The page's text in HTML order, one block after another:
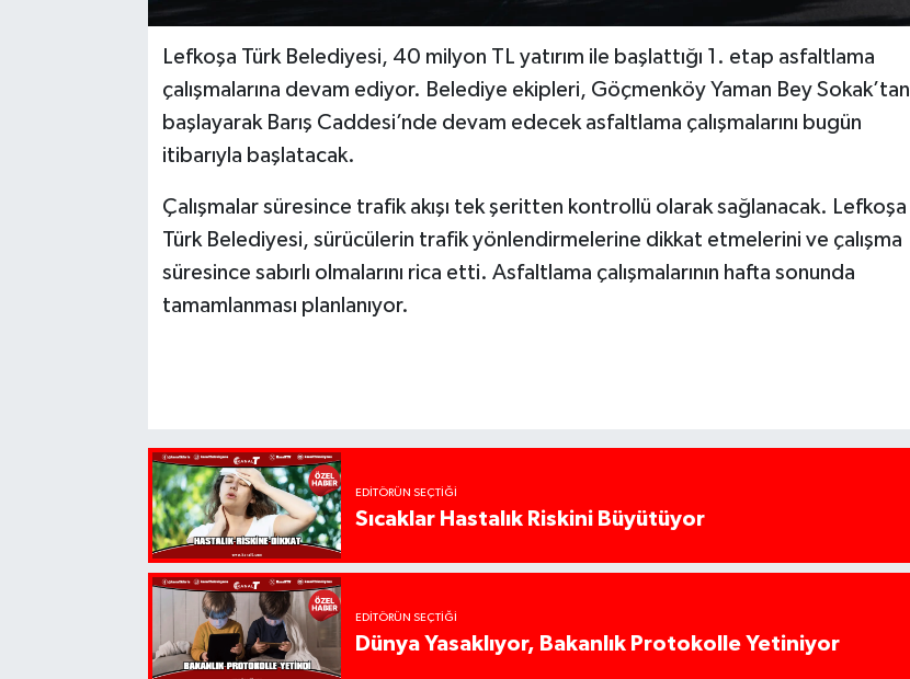
Lefkoşa Türk Belediyesi, 40 milyon TL yatırım ile başlattığı 1. etap asfaltlama
çalışmalarına devam ediyor. Belediye ekipleri, Göçmenköy Yaman Bey Sokak’tan
başlayarak Barış Caddesi’nde devam edecek asfaltlama çalışmalarını bugün
itibarıyla başlatacak.
Çalışmalar süresince trafik akışı tek şeritten kontrollü olarak sağlanacak. Lefkoşa
Türk Belediyesi, sürücülerin trafik yönlendirmelerine dikkat etmelerini ve çalışma
süresince sabırlı olmalarını rica etti. Asfaltlama çalışmalarının hafta sonunda
tamamlanması planlanıyor.
EDITÖRÜN SEÇTIĞI
Sıcaklar Hastalık Riskini Büyütüyor
EDITÖRÜN SEÇTIĞI
Dünya Yasaklıyor, Bakanlık Protokolle Yetiniyor